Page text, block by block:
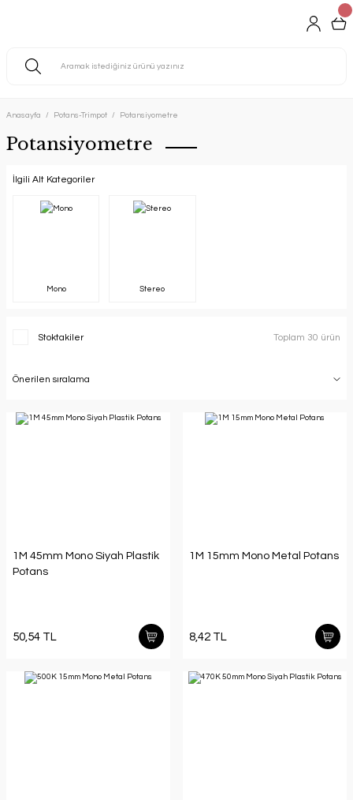
Anasayfa Potans-Trimpot Potansiyometre
Potansiyometre
İlgili Alt Kategoriler
Mono Stereo
Stoktakiler Toplam 30 ürün
1M 45mm Mono Siyah Plastik
Potans
50,54 TL
1M 15mm Mono Metal Potans
8,42 TL